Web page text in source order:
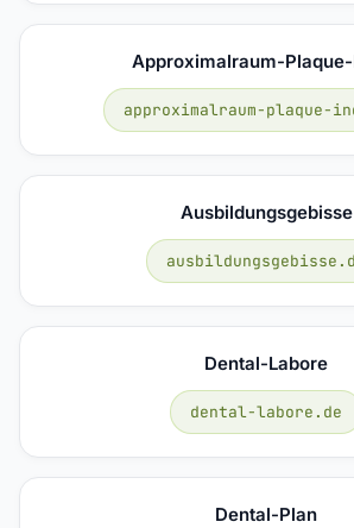
Approximalraum-
approximalraum-plaque-
Ausbildungsgebisse
Dental-Labore
dental-labore.de
Dental-Plan